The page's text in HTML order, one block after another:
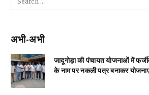
अभी-अभी
जादूगोड़ा की पंचायत योजनाओं में
के नाम पर नकली पत्र बनाकर